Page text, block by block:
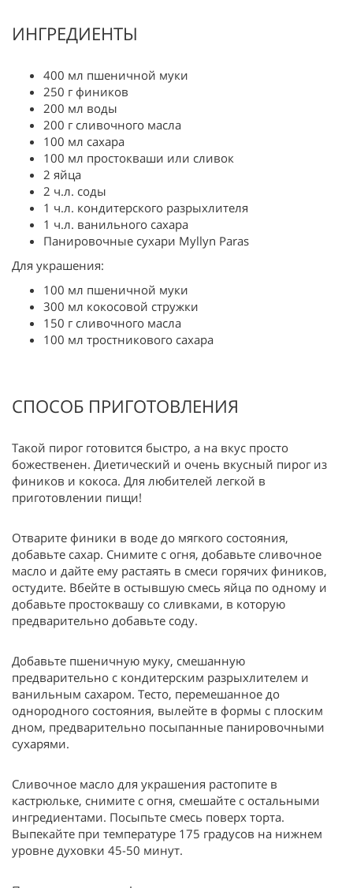
ИНГРЕДИЕНТЫ
400 мл пшеничной муки
250 г фиников
200 мл воды
200 г сливочного масла
100 мл сахара
100 мл простокваши или сливок
2 яйца
2 ч.л. соды
1 ч.л. кондитерского разрыхлителя
1 ч.л. ванильного сахара
Панировочные сухари Myllyn Paras
Для украшения:
100 мл пшеничной муки
300 мл кокосовой стружки
150 г сливочного масла
100 мл тростникового сахара
СПОСОБ ПРИГОТОВЛЕНИЯ
Такой пирог готовится быстро, а на вкус просто
божественен. Диетический и очень вкусный пирог из
фиников и кокоса. Для любителей легкой в
приготовлении пищи!
Отварите финики в воде до мягкого состояния,
добавьте сахар. Снимите с огня, добавьте сливочное
масло и дайте ему растаять в смеси горячих фиников,
остудите. Вбейте в остывшую смесь яйца по одному и
добавьте простоквашу со сливками, в которую
предварительно добавьте соду.
Добавьте пшеничную муку, смешанную
предварительно с кондитерским разрыхлителем и
ванильным сахаром. Тесто, перемешанное до
однородного состояния, вылейте в формы с плоским
дном, предварительно посыпанные панировочными
сухарями.
Сливочное масло для украшения растопите в
кастрюльке, снимите с огня, смешайте с остальными
ингредиентами. Посыпьте смесь поверх торта.
Выпекайте при температуре 175 градусов на нижнем
уровне духовки 45-50 минут.